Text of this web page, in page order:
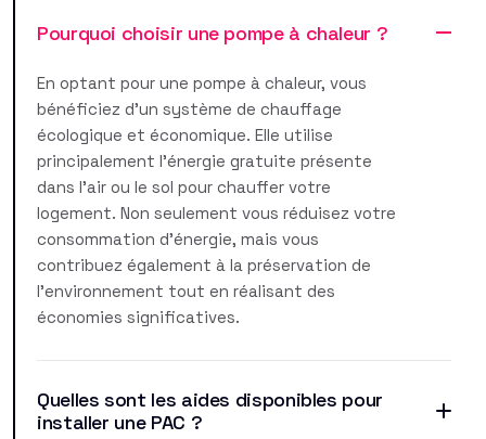
Pourquoi choisir une pompe à chaleur ?
En optant pour une pompe à chaleur, vous
bénéficiez d'un système de chauffage
écologique et économique. Elle utilise
principalement l'énergie gratuite présente
dans l'air ou le sol pour chauffer votre
logement. Non seulement vous réduisez votre
consommation d'énergie, mais vous
contribuez également à la préservation de
l'environnement tout en réalisant des
économies significatives.
Quelles sont les aides disponibles pour
installer une PAC ?